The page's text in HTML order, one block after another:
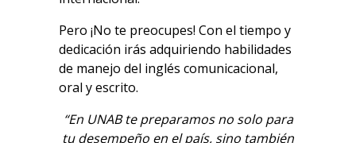
Pero ¡No te preocupes! Con el tiempo y
dedicación irás adquiriendo habilidades
de manejo del inglés comunicacional,
oral y escrito.
“En UNAB te preparamos no solo para
tu desempeño en el país, sino también